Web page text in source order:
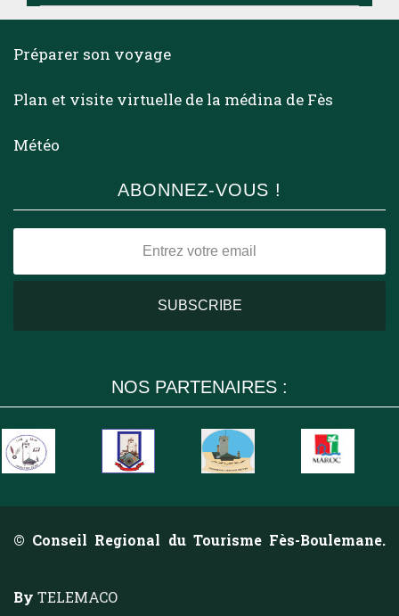
Préparer son voyage
Plan et visite virtuelle de la médina de Fès
Météo
ABONNEZ-VOUS !
NOS PARTENAIRES :
© Conseil Regional du Tourisme Fès-Boulemane.
By TELEMACO